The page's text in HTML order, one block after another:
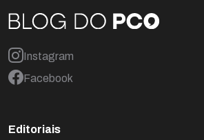
Instagram
Facebook
Editoriais